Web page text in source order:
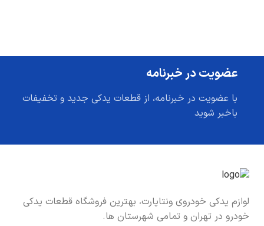
عضویت در خبرنامه
با عضویت در خبرنامه، از قطعات یدکی جدید و تخفیفات
باخبر شوید
لوازم یدکی خودروی ونتاپارت، بهترین فروشگاه قطعات یدکی
خودرو در تهران و تمامی شهرستان ها.